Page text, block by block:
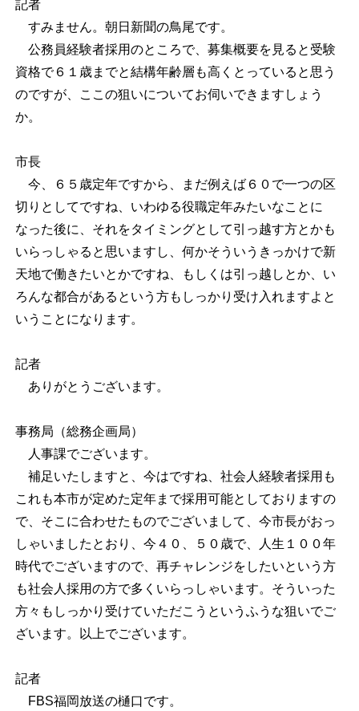
記者
すみません。朝日新聞の鳥尾です。
公務員経験者採用のところで、募集概要を見ると受験
資格で６１歳までと結構年齢層も高くとっていると思う
のですが、ここの狙いについてお伺いできますしょう
か。
市長
今、６５歳定年ですから、まだ例えば６０で一つの区
切りとしてですね、いわゆる役職定年みたいなことに
なった後に、それをタイミングとして引っ越す方とかも
いらっしゃると思いますし、何かそういうきっかけで新
天地で働きたいとかですね、もしくは引っ越しとか、い
ろんな都合があるという方もしっかり受け入れますよと
いうことになります。
記者
ありがとうございます。
事務局（総務企画局）
人事課でございます。
補足いたしますと、今はですね、社会人経験者採用も
これも本市が定めた定年まで採用可能としておりますの
で、そこに合わせたものでございまして、今市長がおっ
しゃいましたとおり、今４０、５０歳で、人生１００年
時代でございますので、再チャレンジをしたいという方
も社会人採用の方で多くいらっしゃいます。そういった
方々もしっかり受けていただこうというふうな狙いでご
ざいます。以上でございます。
記者
FBS福岡放送の樋口です。